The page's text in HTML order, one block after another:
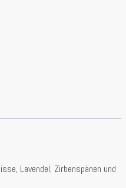
Lavendel, Zirbenspänen und